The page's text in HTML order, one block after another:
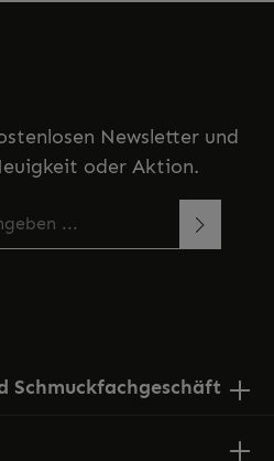
Newsletter und
oder Aktion.
Schmuckfachgeschäft